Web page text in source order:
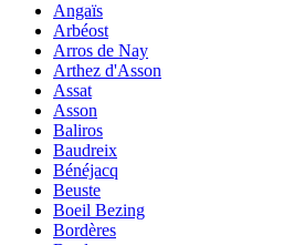
Angaïs
Arbéost
Arros de Nay
Arthez d'Asson
Assat
Asson
Baliros
Baudreix
Bénéjacq
Beuste
Boeil Bezing
Bordères